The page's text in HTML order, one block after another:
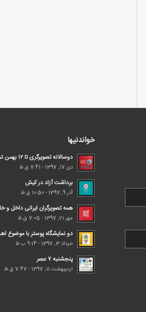
خواندنیها
دوسالانه تصویرگری تا ۱۲ بهمن تمدید شد
دی 17, 1397 - 7:41 ق.ظ
برداشت آزاد در کیش
آذر 9, 1397 - 10:50 ق.ظ
همه تصویرگران ایرانی داخل و
مهر 21, 1397 - 7:05 ق.ظ
دو نمایشگاه پوستر با موضوع
خرداد 3, 1397 - 9:14 ب.ظ
پنجشنبه ۷ عصر
اردیبهشت 11, 1397 - 7:47 ق.ظ